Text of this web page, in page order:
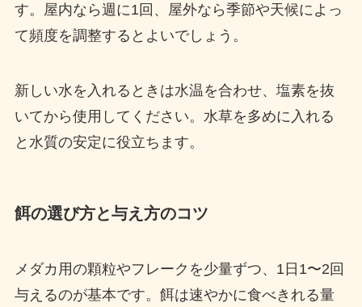
す。屋内なら週に1回、屋外なら季節や天候によっ
て頻度を調整するとよいでしょう。
新しい水を入れるときは水温を合わせ、塩素を抜
いてから使用してください。水草を多めに入れる
と水質の安定に役立ちます。
餌の選び方と与え方のコツ
メダカ用の顆粒やフレークを少量ずつ、1日1〜2回
与えるのが基本です。餌は速やかに食べきれる量